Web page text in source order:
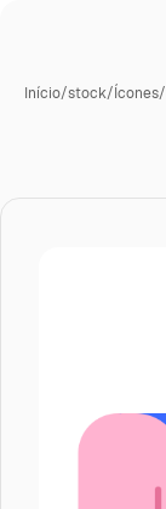
Início/stock/Ícones/